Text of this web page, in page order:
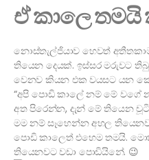
ඒ කාලෙ තමයි
නොස්තැල්ජියාව හෙවත්
තියෙන දෙයක්. ඉස්සර මරුවට
වෙනව කියන එක වයසට යන
“අපි පොඩි කාලේ නම් මේ
අත පිරෙන්න, දැන් මේ තියෙන
මම නම් සෑහෙන්න අහල
පොඩි කාලෙත් එහෙම තමයි.
තියෙනවට වඩා පොඩියිනේ. 😉